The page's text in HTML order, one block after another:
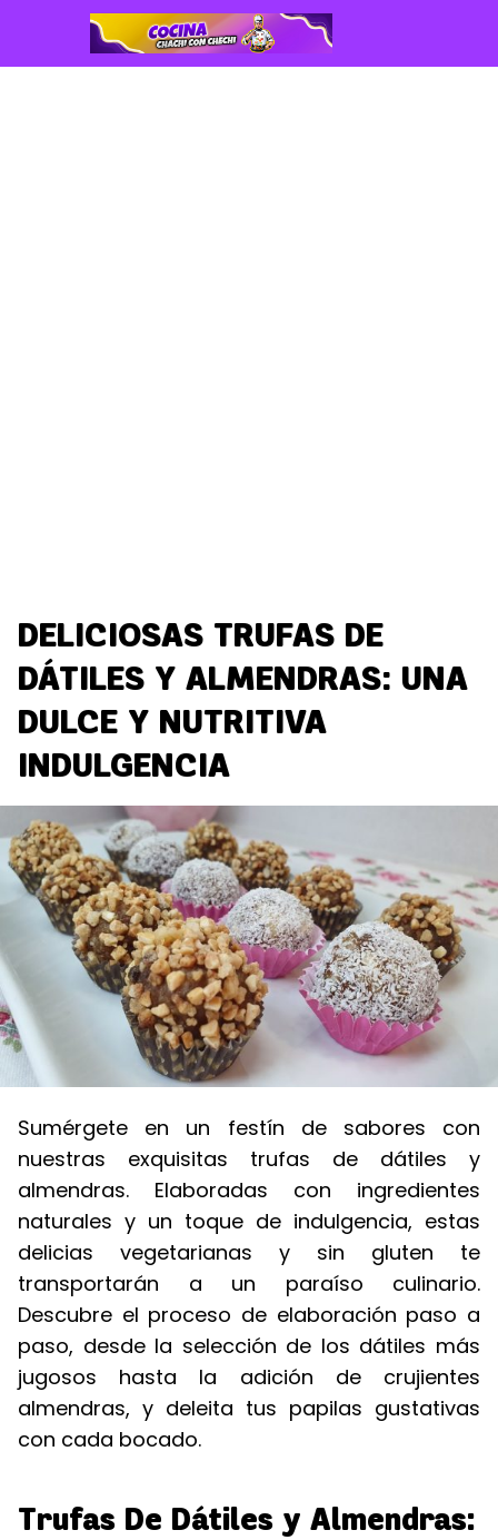
DELICIOSAS TRUFAS DE
DÁTILES Y ALMENDRAS: UNA
DULCE Y NUTRITIVA
INDULGENCIA
Sumérgete en un festín de sabores con
nuestras exquisitas trufas de dátiles y
almendras. Elaboradas con ingredientes
naturales y un toque de indulgencia, estas
delicias vegetarianas y sin gluten te
transportarán a un paraíso culinario.
Descubre el proceso de elaboración paso a
paso, desde la selección de los dátiles más
jugosos hasta la adición de crujientes
almendras, y deleita tus papilas gustativas
con cada bocado.
Trufas De Dátiles y Almendras: